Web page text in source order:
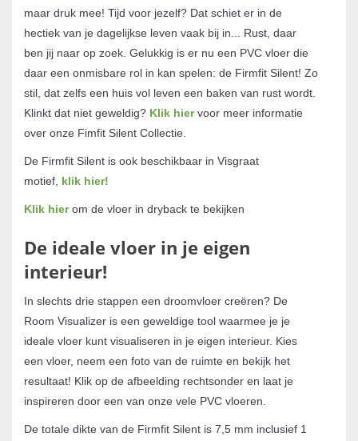
maar druk mee! Tijd voor jezelf? Dat schiet er in de
hectiek van je dagelijkse leven vaak bij in... Rust, daar
ben jij naar op zoek. Gelukkig is er nu een PVC vloer die
daar een onmisbare rol in kan spelen: de Firmfit Silent! Zo
stil, dat zelfs een huis vol leven een baken van rust wordt.
Klinkt dat niet geweldig? Klik hiervoor meer informatie
over onze Fimfit Silent Collectie.
De Firmfit Silent is ook beschikbaar in Visgraat
motief, klik hier!
Klik hierom de vloer in dryback te bekijken
De ideale vloer in je eigen
interieur!
In slechts drie stappen een droomvloer creëren? De
Room Visualizer is een geweldige tool waarmee je je
ideale vloer kunt visualiseren in je eigen interieur. Kies
een vloer, neem een foto van de ruimte en bekijk het
resultaat! Klik op de afbeelding rechtsonder en laat je
inspireren door een van onze vele PVC vloeren.
De totale dikte van de Firmfit Silent is 7,5 mm inclusief 1